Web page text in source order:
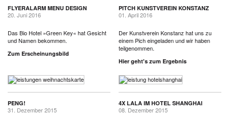
FLYERALARM MENU DESIGN
20. Juni 2016
Das Bio Hotel »Green Key« hat Gesicht
und Namen bekommen.
Zum Erscheinungsbild
PITCH KUNSTVEREIN KONSTANZ
01. April 2016
Der Kunstverein Konstanz hat uns zu
einem Pich eingeladen und wir haben
teilgenommen.
Hier geht's zum Ergebnis
PENG!
31. Dezember 2015
4X LALA IM HOTEL SHANGHAI
08. Dezember 2015